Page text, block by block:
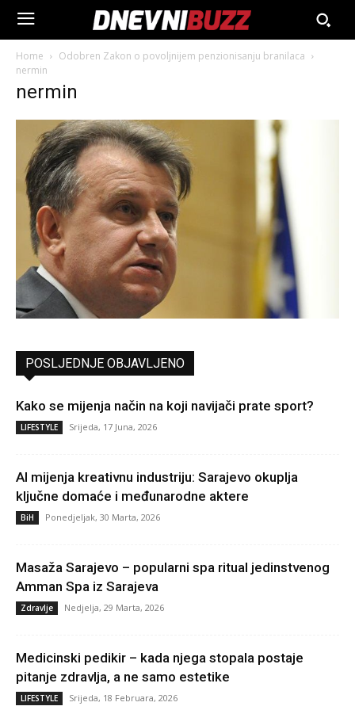
Home
Odobren Zakon o povoljnijem penzionisanju branilaca
nermin
nermin
POSLJEDNJE OBJAVLJENO
Kako se mijenja način na koji navijači prate sport?
LIFESTYLE Srijeda, 17 Juna, 2026
AI mijenja kreativnu industriju: Sarajevo okuplja
ključne domaće i međunarodne aktere
BiH Ponedjeljak, 30 Marta, 2026
Masaža Sarajevo – popularni spa ritual jedinstvenog
Amman Spa iz Sarajeva
Zdravlje Nedjelja, 29 Marta, 2026
Medicinski pedikir – kada njega stopala postaje
pitanje zdravlja, a ne samo estetike
LIFESTYLE Srijeda, 18 Februara, 2026